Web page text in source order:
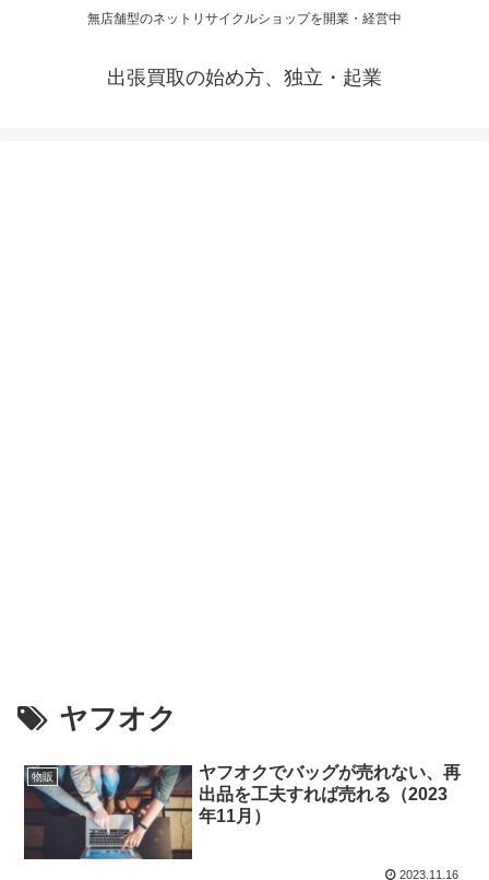
無店舗型のネットリサイクルショップを開業・経営中
出張買取の始め方、独立・起業
ヤフオク
物販
ヤフオクでバッグが売れない、再
出品を工夫すれば売れる（2023
年11月）
2023.11.16